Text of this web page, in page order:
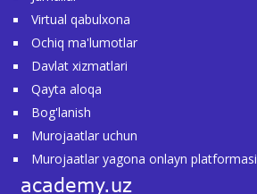
Virtual qabulxona
Ochiq ma'lumotlar
Davlat xizmatlari
Qayta aloqa
Bog'lanish
Murojaatlar uchun
Murojaatlar yagona onlayn platformasi